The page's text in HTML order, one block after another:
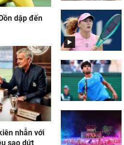
dập đến
nhẫn với
sao dứt